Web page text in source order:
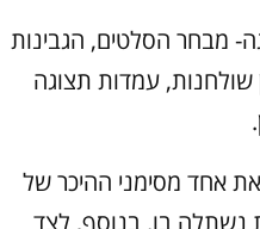
מבחר הסלטים, הגבינות
שולחנות, עמדות תצוגה
אחד מסימני ההיכר של
נשתלה בו. בנוסף, לצד